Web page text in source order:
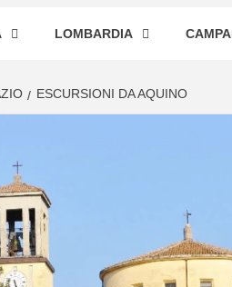
LOMBARDIA
ESCURSIONI DA AQUINO